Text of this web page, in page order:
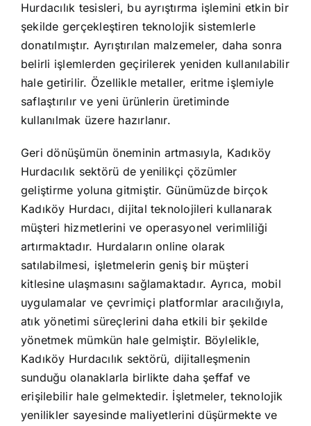
Hurdacılık tesisleri, bu ayrıştırma işlemini etkin bir
şekilde gerçekleştiren teknolojik sistemlerle
donatılmıştır. Ayrıştırılan malzemeler, daha sonra
belirli işlemlerden geçirilerek yeniden kullanılabilir
hale getirilir. Özellikle metaller, eritme işlemiyle
saflaştırılır ve yeni ürünlerin üretiminde
kullanılmak üzere hazırlanır.
Geri dönüşümün öneminin artmasıyla, Kadıköy
Hurdacılık sektörü de yenilikçi çözümler
geliştirme yoluna gitmiştir. Günümüzde birçok
Kadıköy Hurdacı, dijital teknolojileri kullanarak
müşteri hizmetlerini ve operasyonel verimliliği
artırmaktadır. Hurdaların online olarak
satılabilmesi, işletmelerin geniş bir müşteri
kitlesine ulaşmasını sağlamaktadır. Ayrıca, mobil
uygulamalar ve çevrimiçi platformlar aracılığıyla,
atık yönetimi süreçlerini daha etkili bir şekilde
yönetmek mümkün hale gelmiştir. Böylelikle,
Kadıköy Hurdacılık sektörü, dijitalleşmenin
sunduğu olanaklarla birlikte daha şeffaf ve
erişilebilir hale gelmektedir. İşletmeler, teknolojik
yenilikler sayesinde maliyetlerini düşürmekte ve